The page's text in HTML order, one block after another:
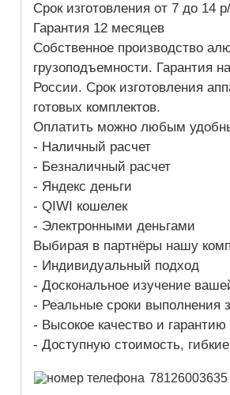
Срок изготовления от 7 до 14
Гарантия 12 месяцев
Собственное производство
грузоподъемности. Гарантия
России. Срок изготовления
готовых комплектов.
Оплатить можно любым
- Наличный расчет
- Безналичный расчет
- Яндекс деньги
- QIWI кошелек
- Электронными деньгами
Выбирая в партнёры нашу
- Индивидуальный подход
- Доскональное изучение
- Реальные сроки выполнения
- Высокое качество и
- Доступную стоимость,
78126003635